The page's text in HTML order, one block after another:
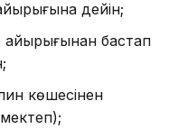
дейін;
айырығынан бастап
көшесінен